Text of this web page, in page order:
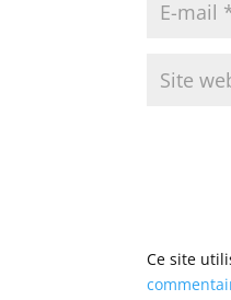
Ce site